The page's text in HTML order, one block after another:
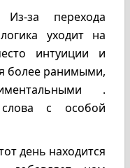
Из-за перехода
уходит на
интуиции и
более ранимыми,
.
слова с особой
день находится